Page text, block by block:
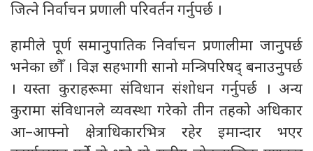
जित्ने निर्वाचन प्रणाली परिवर्तन गर्नुपर्छ ।
हामीले पूर्ण समानुपातिक निर्वाचन प्रणालीमा जानुपर्छ
भनेका छौँ । विज्ञ सहभागी सानो मन्त्रिपरिषद् बनाउनुपर्छ
। यस्ता कुराहरूमा संविधान संशोधन गर्नुपर्छ । अन्य
कुरामा संविधानले व्यवस्था गरेको तीन तहको अधिकार
आ–आफ्नो क्षेत्राधिकारभित्र रहेर इमान्दार भएर